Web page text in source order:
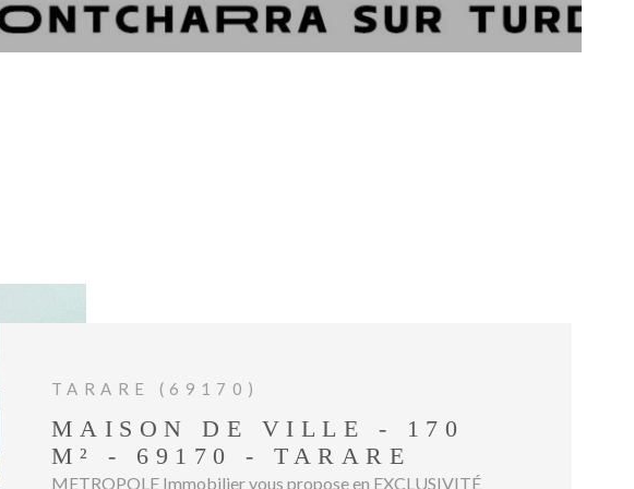
TARARE (69170)
MAISON DE VILLE - 170
M² - 69170 - TARARE
METROPOLE Immobilier vous propose en EXCLUSIVITÉ